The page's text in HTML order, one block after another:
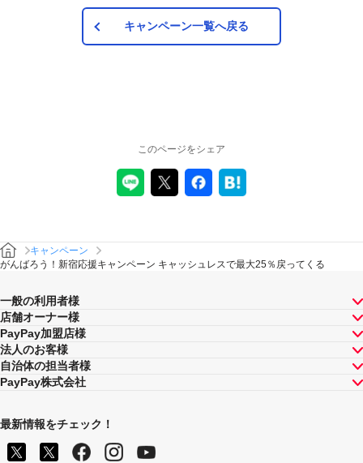
キャンペーン一覧へ戻る
このページをシェア
キャンペーン
がんばろう！新宿応援キャンペーン キャッシュレスで最大25％戻ってくる
一般の利用者様
店舗オーナー様
PayPay加盟店様
法人のお客様
自治体の担当者様
PayPay株式会社
最新情報をチェック！